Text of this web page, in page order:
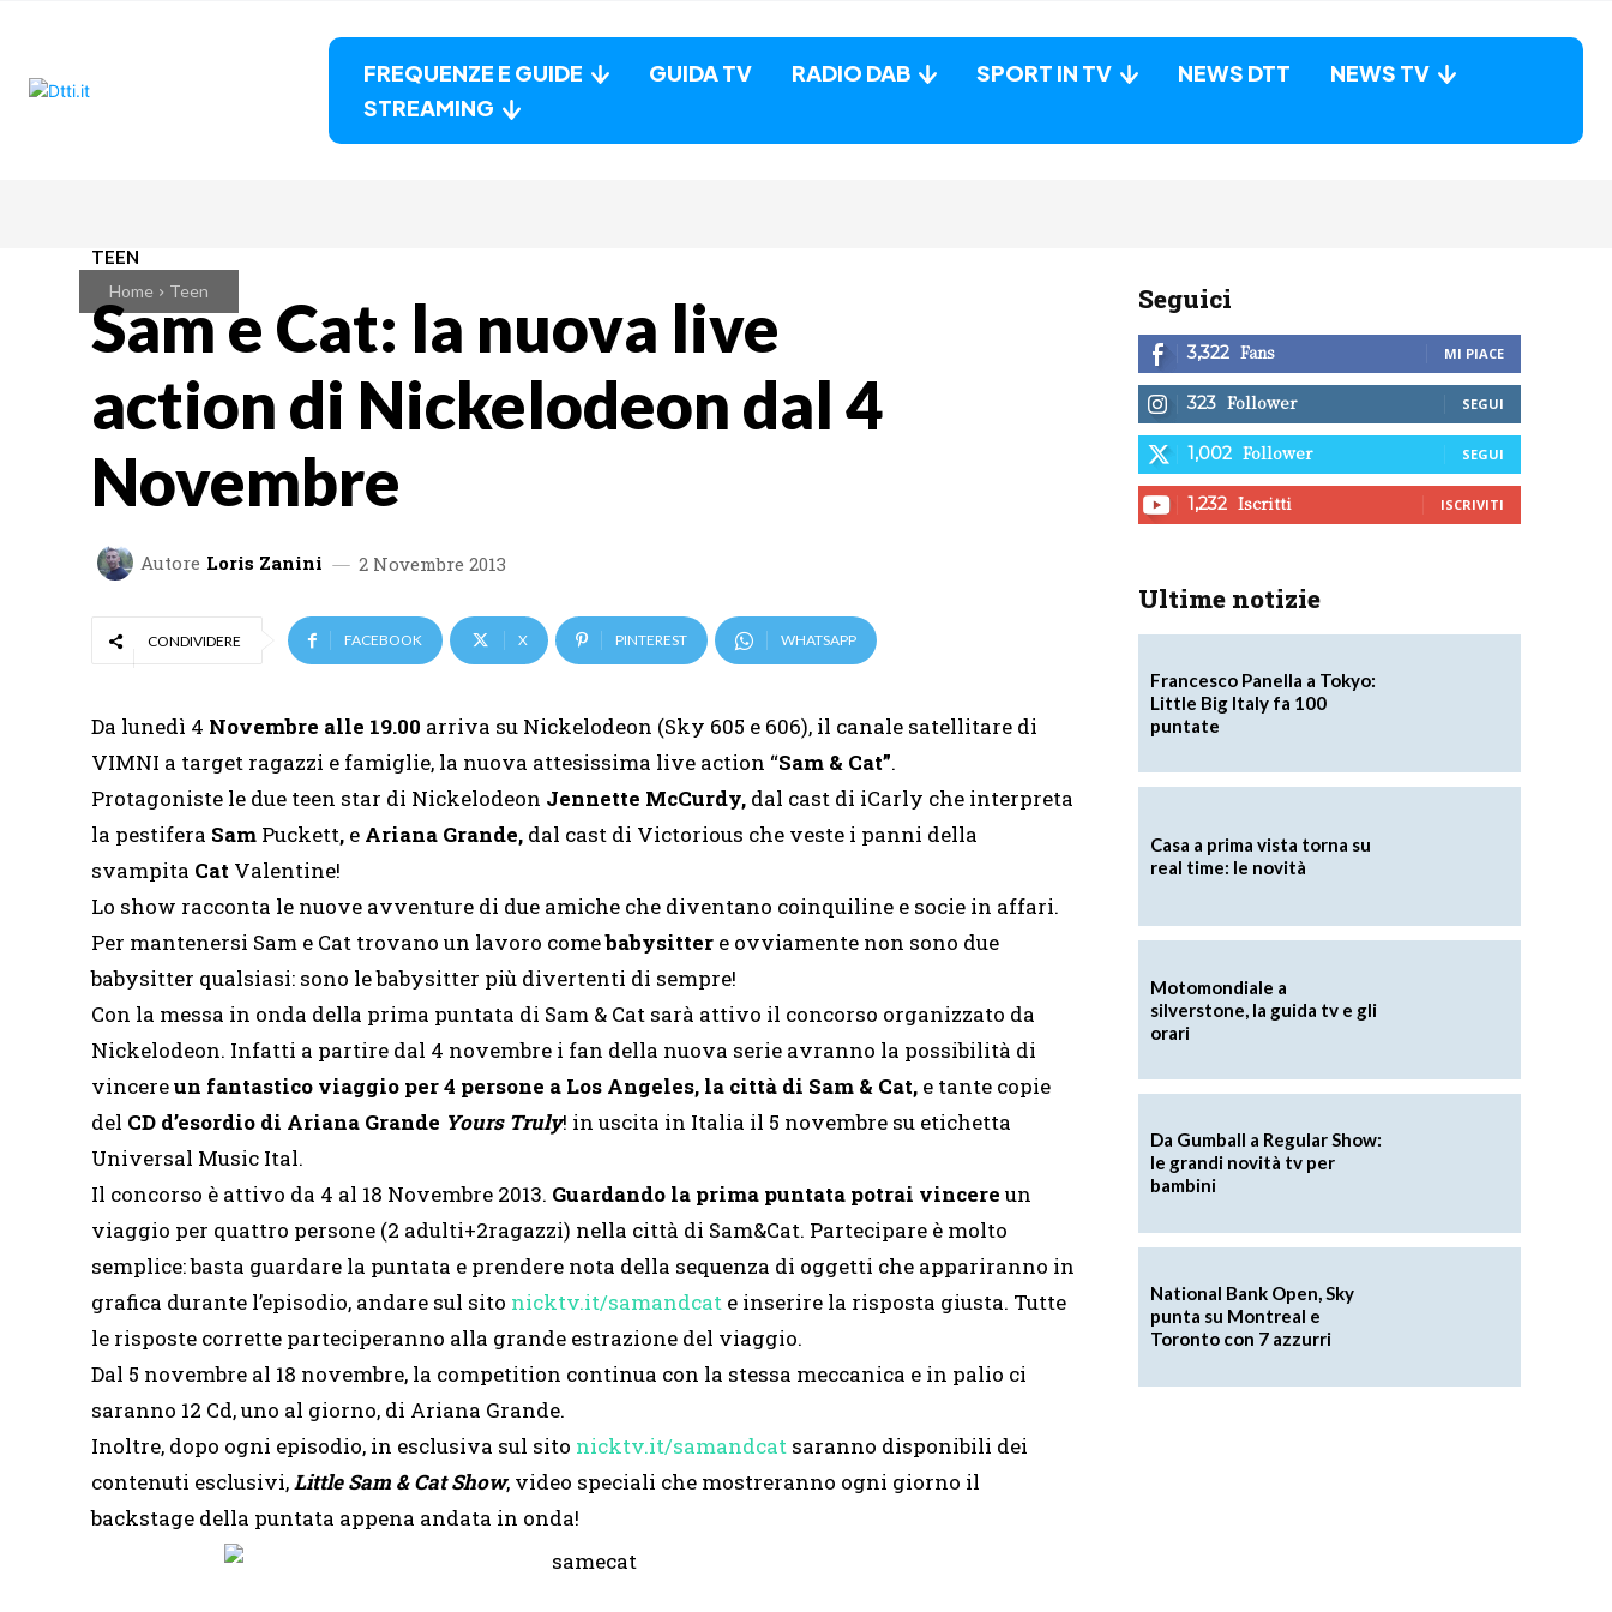
FREQUENZE E GUIDE GUIDA TV RADIO DAB SPORT IN TV NEWS DTT
NEWS TV
STREAMING
Home Teen
TEEN
Sam e Cat: la nuova live
action di Nickelodeon dal 4
Novembre
Autore Loris Zanini 2 Novembre 2013
CONDIVIDERE FACEBOOK X PINTEREST WHATSAPP
Da lunedì 4 Novembre alle 19.00 arriva su Nickelodeon (Sky 605 e 606), il canale satellitare di
VIMNI a target ragazzi e famiglie, la nuova attesissima live action “Sam & Cat”.
Protagoniste le due teen star di Nickelodeon Jennette McCurdy, dal cast di iCarly che interpreta
la pestifera Sam Puckett, e Ariana Grande, dal cast di Victorious che veste i panni della
svampita Cat Valentine!
Lo show racconta le nuove avventure di due amiche che diventano coinquiline e socie in affari.
Per mantenersi Sam e Cat trovano un lavoro comebabysitter e ovviamente non sono due
babysitter qualsiasi: sono le babysitter più divertenti di sempre!
Con la messa in onda della prima puntata di Sam & Cat sarà attivo il concorso organizzato da
Nickelodeon. Infatti a partire dal 4 novembre i fan della nuova serie avranno la possibilità di
vincereun fantastico viaggio per 4 persone a Los Angeles, la città di Sam & Cat, e tante copie
del CD d’esordio di Ariana Grande Yours Truly! in uscita in Italia il 5 novembre su etichetta
Universal Music Ital.
Il concorso è attivo da 4 al 18 Novembre 2013. Guardando la prima puntata potrai vincere un
viaggio per quattro persone (2 adulti+2ragazzi) nella città di Sam&Cat. Partecipare è molto
semplice: basta guardare la puntata e prendere nota della sequenza di oggetti che appariranno in
grafica durante l’episodio, andare sul sito nicktv.it/samandcat e inserire la risposta giusta. Tutte
le risposte corrette parteciperanno alla grande estrazione del viaggio.
Dal 5 novembre al 18 novembre, la competition continua con la stessa meccanica e in palio ci
saranno 12 Cd, uno al giorno, di Ariana Grande.
Inoltre, dopo ogni episodio, in esclusiva sul sito nicktv.it/samandcat saranno disponibili dei
contenuti esclusivi,Little Sam & Cat Show, video speciali che mostreranno ogni giorno il
backstage della puntata appena andata in onda!
Seguici
3,322 Fans MI PIACE
323 Follower SEGUI
1,002 Follower SEGUI
1,232 Iscritti ISCRIVITI
Ultime notizie
Francesco Panella a Tokyo:
Little Big Italy fa 100
puntate
Casa a prima vista torna su
real time: le novità
Motomondiale a
silverstone, la guida tv e gli
orari
Da Gumball a Regular Show:
le grandi novità tv per
bambini
National Bank Open, Sky
punta su Montreal e
Toronto con 7 azzurri